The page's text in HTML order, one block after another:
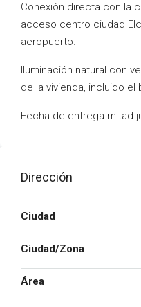
Conexión directa con la
acceso centro ciudad
aeropuerto.
Iluminación natural con
de la vivienda, incluido el
Fecha de entrega mitad
Dirección
Ciudad
Ciudad/Zona
Área